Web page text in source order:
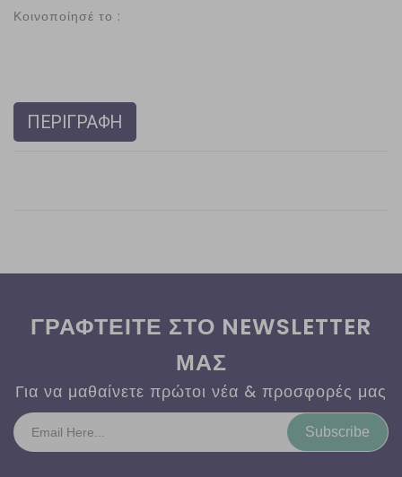
Κοινοποίησέ το :
ΠΕΡΙΓΡΑΦΗ
ΓΡΑΦΤΕΙΤΕ ΣΤΟ NEWSLETTER
ΜΑΣ
Για να μαθαίνετε πρώτοι νέα & προσφορές μας
Subscribe